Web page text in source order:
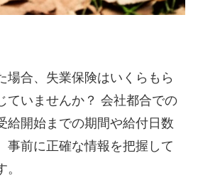
場合、失業保険はいくらもら
ていませんか？ 会社都合での
給開始までの期間や給付日数
事前に正確な情報を把握して